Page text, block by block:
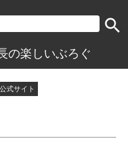
search
楽しいぶろぐ
式サイト